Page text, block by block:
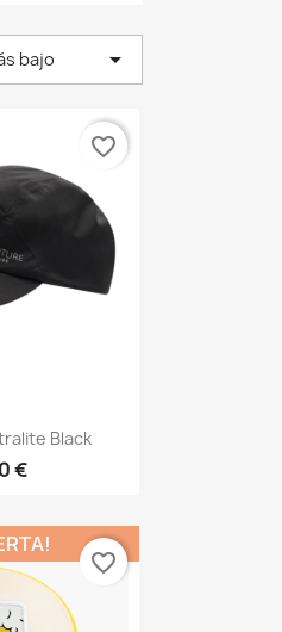
bajo 
Black
€
favorite_border
favorite_border